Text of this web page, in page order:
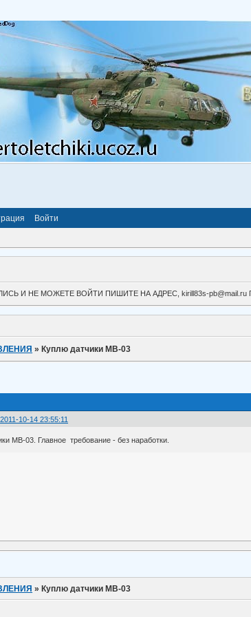
Войти
И НЕ МОЖЕТЕ ВОЙТИ ПИШИТЕ НА АДРЕС, kirill83s-
» Куплю датчики МВ-03
2011-10-14 23:55:11
МВ-03. Главное требование - без наработки.
» Куплю датчики МВ-03